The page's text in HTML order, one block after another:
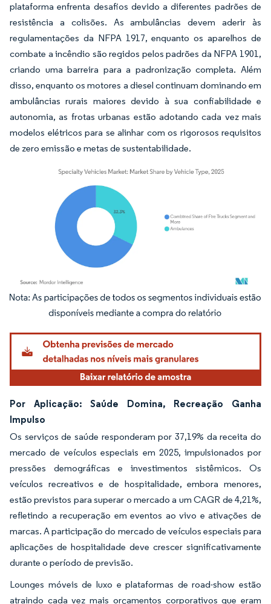
plataforma enfrenta desafios devido a diferentes padrões de
resistência a colisões. As ambulâncias devem aderir às
regulamentações da NFPA 1917, enquanto os aparelhos de
combate a incêndio são regidos pelos padrões da NFPA 1901,
criando uma barreira para a padronização completa. Além
disso, enquanto os motores a diesel continuam dominando em
ambulâncias rurais maiores devido à sua confiabilidade e
autonomia, as frotas urbanas estão adotando cada vez mais
modelos elétricos para se alinhar com os rigorosos requisitos
de zero emissão e metas de sustentabilidade.
Imagem © Mordor Intelligence. O reuso requer atribuição conforme CC BY 4.0.
Por Aplicação: Saúde Domina, Recreação Ganha
Impulso
Os serviços de saúde responderam por 37,19% da receita do
mercado de veículos especiais em 2025, impulsionados por
pressões demográficas e investimentos sistêmicos. Os
veículos recreativos e de hospitalidade, embora menores,
estão previstos para superar o mercado a um CAGR de 4,21%,
refletindo a recuperação em eventos ao vivo e ativações de
marcas. A participação do mercado de veículos especiais para
aplicações de hospitalidade deve crescer significativamente
durante o período de previsão.
Lounges móveis de luxo e plataformas de road-show estão
atraindo cada vez mais orçamentos corporativos que eram